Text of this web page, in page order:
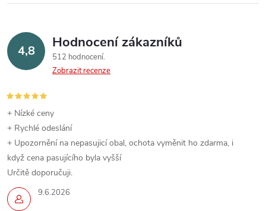
4,8 Hodnocení zákazníků
512 hodnocení
Zobrazit recenze
9.6.2026
+ Nízké ceny
+ Rychlé odeslání
+ Upozornění na nepasujicí obal, ochota vyměnit ho zdarma, i
když cena pasujícího byla vyšší
Určitě doporučuji.